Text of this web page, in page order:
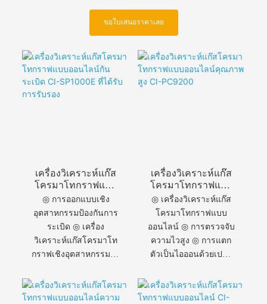
ขอใบเสนอราคาเลย
เครื่องวิเคราะห์แก๊ส
โครมาโทกราฟแบบ
ออนไลน์กันระเบิด
CI-SP1000E ที่ได้รับ
การรับรอง
◎ การออกแบบเชิง
อุตสาหกรรมป้องกันการ
ระเบิด ◎ เครื่อง
วิเคราะห์แก๊สโครมาโท
กราฟเชิงอุตสาหกรรม ◎
ChangAi ◎ การ
วิเคราะห์โครมาโทกราฟ
เครื่องวิเคราะห์แก๊ส
โครมาโทกราฟแบบ
ออนไลน์คุณภาพสูง
CI-PC9200
◎ เครื่องวิเคราะห์แก๊ส
โครมาโทกราฟแบบ
ออนไลน์ ◎ การตรวจจับ
ความไวสูง ◎ การแตก
ตัวเป็นไอออนด้วยเปลว
อายุการใช้งานยาวนาน
เป็นพิเศษ ◎ วาล์วตัด